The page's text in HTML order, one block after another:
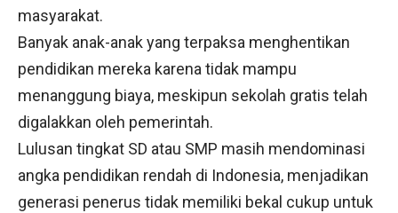
masyarakat.
Banyak anak-anak yang terpaksa menghentikan
pendidikan mereka karena tidak mampu
menanggung biaya, meskipun sekolah gratis telah
digalakkan oleh pemerintah.
Lulusan tingkat SD atau SMP masih mendominasi
angka pendidikan rendah di Indonesia, menjadikan
generasi penerus tidak memiliki bekal cukup untuk